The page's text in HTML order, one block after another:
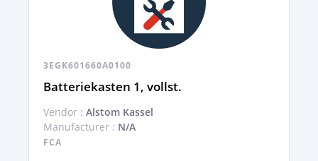
3EGK601660A0100
Batteriekasten 1, vollst.
Vendor : Alstom Kassel
Manufacturer : N/A
FCA